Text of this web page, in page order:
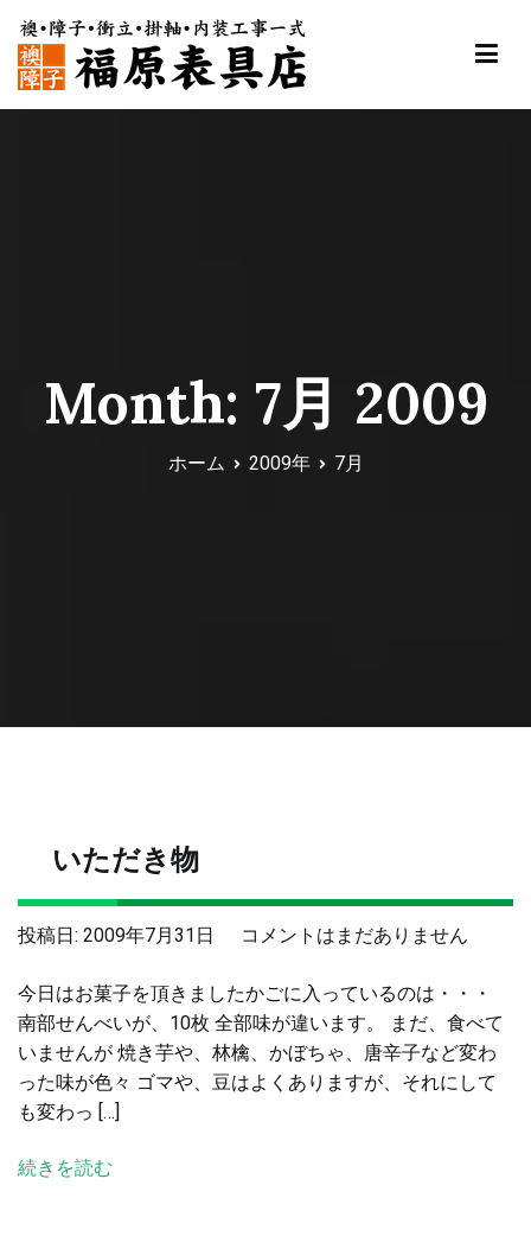
福原表具店
Month: 7月 2009
ホーム 2009年 7月
いただき物
投稿日: 2009年7月31日
い
だ
き
物
へ
コメントはまだありません
今日はお菓子を頂きましたかごに入っているのは・・・
南部せんべいが、10枚 全部味が違います。 まだ、食べて
いませんが 焼き芋や、林檎、かぼちゃ、唐辛子など変わ
った味が色々 ゴマや、豆はよくありますが、それにして
も変わっ […]
続きを読む